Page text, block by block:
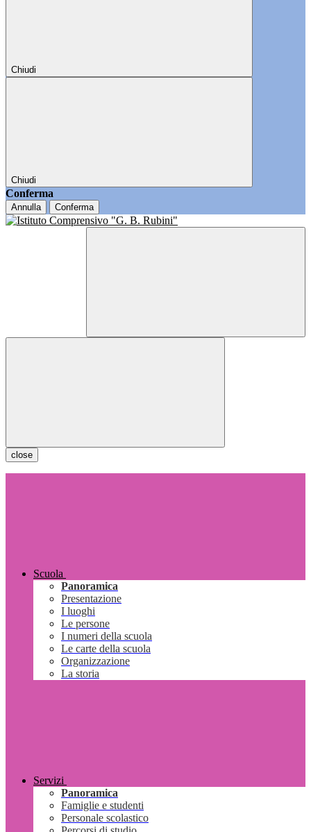
Chiudi
Chiudi
Conferma
Annulla Conferma
close
Scuola
Panoramica
Presentazione
I luoghi
Le persone
I numeri della scuola
Le carte della scuola
Organizzazione
La storia
Servizi
Panoramica
Famiglie e studenti
Personale scolastico